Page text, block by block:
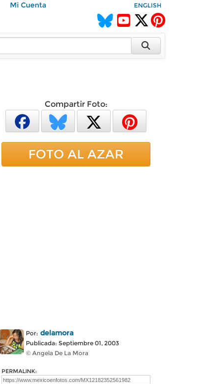
Mi Cuenta ENGLISH
Compartir Foto:
FOTO AL AZAR
Por: delamora
Publicada: Septiembre 01, 2003
© Angela De La Mora
PERMALINK: